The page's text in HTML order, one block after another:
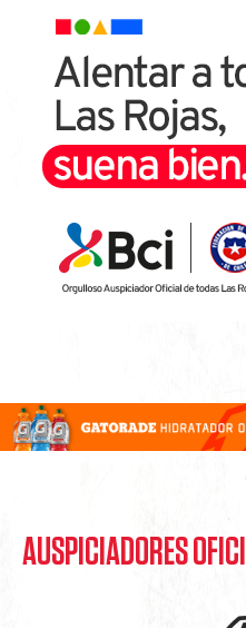
AUSPICIADORES